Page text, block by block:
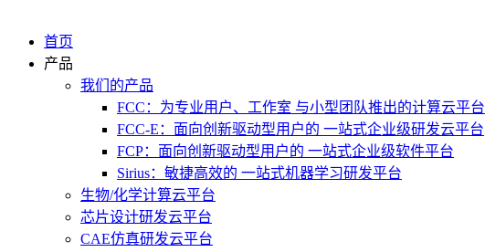
首页
产品
我们的产品
FCC：为专业用户、工作室 与小型团队推出的计算云平台
FCC-E：面向创新驱动型用户的 一站式企业级研发云平台
FCP：面向创新驱动型用户的 一站式企业级软件平台
Sirius：敏捷高效的 一站式机器学习研发平台
生物/化学计算云平台
芯片设计研发云平台
CAE仿真研发云平台